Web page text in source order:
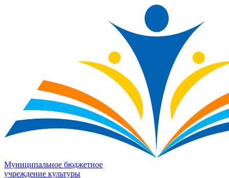
Муниципальное бюджетное
учреждение культуры